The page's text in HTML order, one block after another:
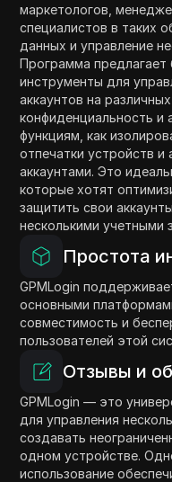
маркетологов,
специалистов в таких
данных и управление
Программа предлагает
инструменты для
аккаунтов на
конфиденциальность и
функциям, как
отпечатки устройств и
аккаунтами. Это
которые хотят
защитить свои
несколькими учетными
Простота
GPMLogin
основными
совместимость и
пользователей этой
Отзывы и
GPMLogin — это
для управления
создавать
одном устройстве.
использование